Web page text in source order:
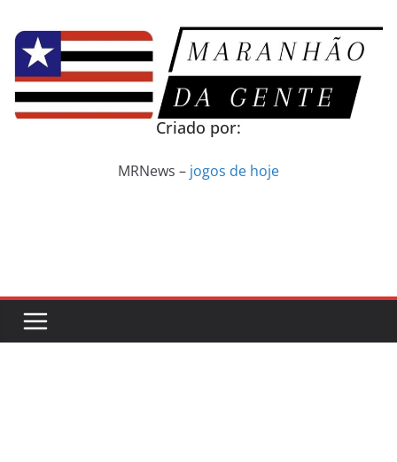
para
conteúdo
Criado por:
MRNews – jogos de hoje